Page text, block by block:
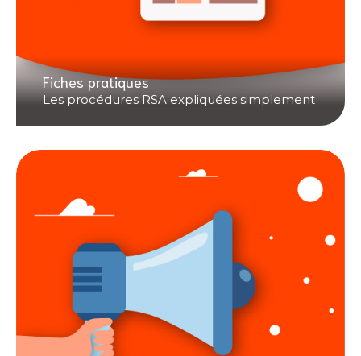
Fiches pratiques
Les procédures RSA expliquées simplement